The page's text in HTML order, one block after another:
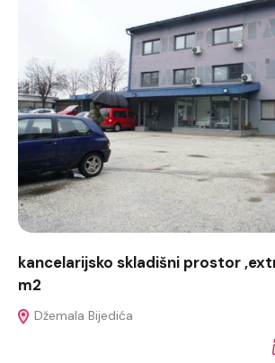
kancelarijsko skladišni prostor
m2
Džemala Bijedića